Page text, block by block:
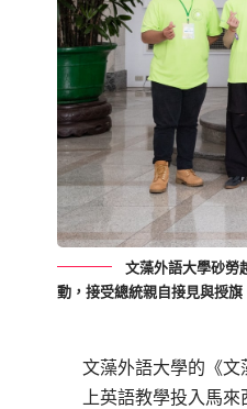
文藻外語大學砂勞
動，接受總統親自接見與授旗
文藻外語大學的 《
上英語教學投入馬